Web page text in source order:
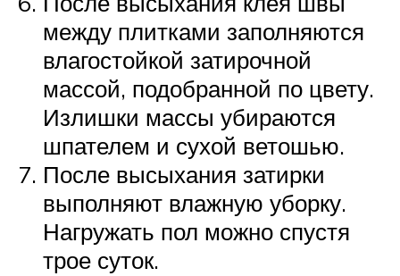
между плитками заполняются
влагостойкой затирочной
массой, подобранной по цвету.
Излишки массы убираются
шпателем и сухой ветошью.
После высыхания затирки
выполняют влажную уборку.
Нагружать пол можно спустя
трое суток.